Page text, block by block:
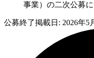
事業）の二次公募
公募終了掲載日: 2026年5